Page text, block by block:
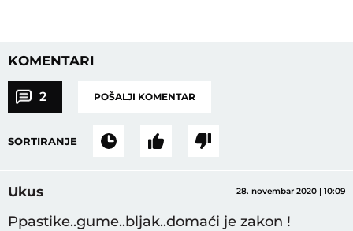
KOMENTARI
2 POŠALJI KOMENTAR
SORTIRANJE
Ukus 28. novembar 2020 | 10:09
Ppastike..gume..bljak..domaći je zakon !